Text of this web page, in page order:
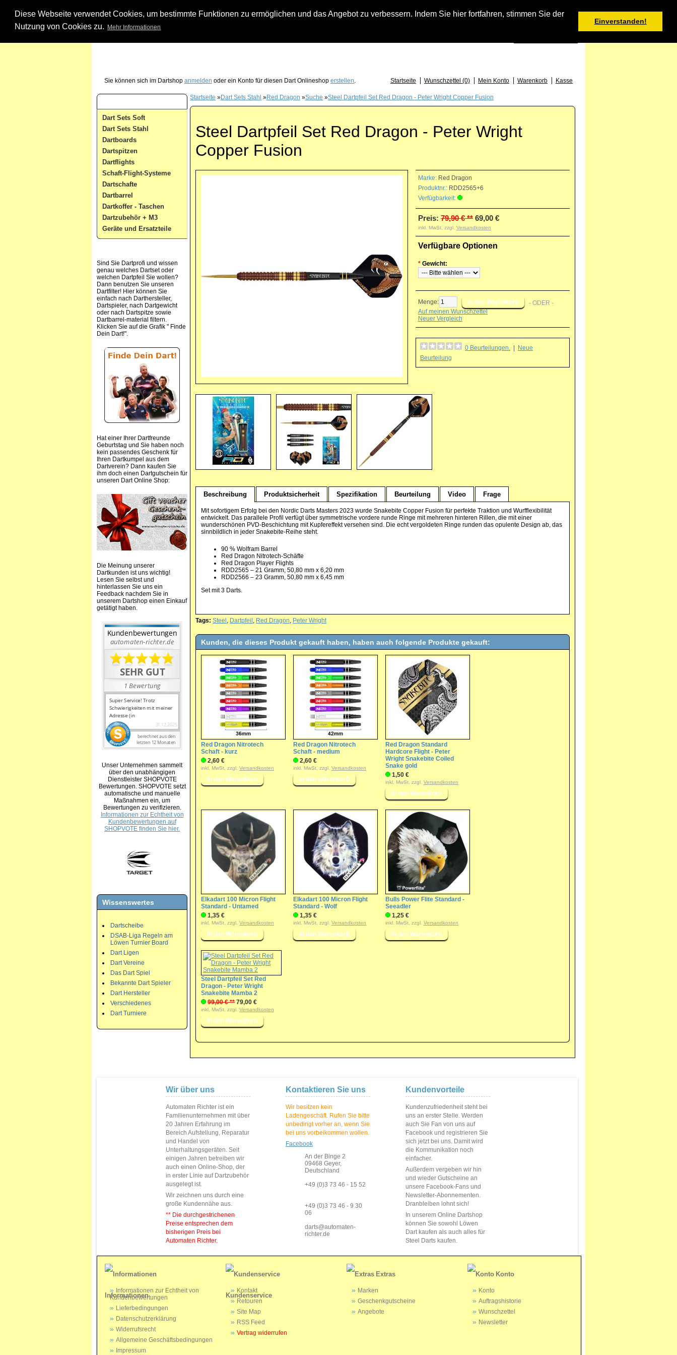
Diese Webseite verwendet Cookies, um bestimmte Funktionen zu ermöglichen und das Angebot zu verbessern. Indem Sie hier fortfahren, stimmen Sie der
Nutzung von Cookies zu.
Mehr Informationen
Einverstanden!
Warenkorb
Sie können sich im Dartshop anmelden oder ein Konto für diesen Dart Onlineshop erstellen. Startseite Wunschzettel (0) Mein Konto Warenkorb Kasse
Dart Sets Soft
Dart Sets Stahl
Dartboards
Dartspitzen
Dartflights
Schaft-Flight-Systeme
Dartschafte
Dartbarrel
Dartkoffer - Taschen
Dartzubehör + M3
Geräte und Ersatzteile
Sind Sie Dartprofi und wissen
genau welches Dartset oder
welchen Dartpfeil Sie wollen?
Dann benutzen Sie unseren
Dartfilter! Hier können Sie
einfach nach Darthersteller,
Dartspieler, nach Dartgewicht
oder nach Dartspitze sowie
Dartbarrel-material filtern.
Klicken Sie auf die Grafik " Finde
Dein Dart!".
Hat einer Ihrer Dartfreunde
Geburtstag und Sie haben noch
kein passendes Geschenk für
Ihren Dartkumpel aus dem
Dartverein? Dann kaufen Sie
ihm doch einen Dartgutschein für
unseren Dart Online Shop:
Die Meinung unserer
Dartkunden ist uns wichtig!
Lesen Sie selbst und
hinterlassen Sie uns ein
Feedback nachdem Sie in
unserem Dartshop einen Einkauf
getätigt haben.
Unser Unternehmen sammelt
über den unabhängigen
Dienstleister SHOPVOTE
Bewertungen. SHOPVOTE setzt
automatische und manuelle
Maßnahmen ein, um
Bewertungen zu verifizieren.
Informationen zur Echtheit von
Kundenbewertungen auf
SHOPVOTE finden Sie hier.
Wissenswertes
Dartscheibe
DSAB-Liga Regeln am
Löwen Turnier Board
Dart Ligen
Dart Vereine
Das Dart Spiel
Bekannte Dart Spieler
Dart Hersteller
Verschiedenes
Dart Turniere
Startseite »Dart Sets Stahl »Red Dragon »Suche »Steel Dartpfeil Set Red Dragon - Peter Wright Copper Fusion
Steel Dartpfeil Set Red Dragon - Peter Wright
Copper Fusion
Marke: Red Dragon
Produktnr.: RDD2565+6
Verfügbarkeit:
Preis: 79,90 € ** 69,00 €
inkl. MwSt, zzgl. Versandkosten
Verfügbare Optionen
* Gewicht:
Menge:
- ODER -
Auf meinen Wunschzettel
Neuer Vergleich
0 Beurteilungen.
Neue
Beurteilung
Beschreibung Produktsicherheit Spezifikation Beurteilung Video Frage
Mit sofortigem Erfolg bei den Nordic Darts Masters 2023 wurde Snakebite Copper Fusion für perfekte Traktion und Wurfflexibilität
entwickelt. Das parallele Profil verfügt über symmetrische vordere runde Ringe mit mehreren hinteren Rillen, die mit einer
wunderschönen PVD-Beschichtung mit Kupfereffekt versehen sind. Die echt vergoldeten Ringe runden das opulente Design ab, das
sinnbildlich in jeder Snakebite-Reihe steht.
90 % Wolfram Barrel
Red Dragon Nitrotech-Schäfte
Red Dragon Player Flights
RDD2565 – 21 Gramm, 50,80 mm x 6,20 mm
RDD2566 – 23 Gramm, 50,80 mm x 6,45 mm
Set mit 3 Darts.
Tags: Steel , Dartpfeil , Red Dragon, Peter Wright
Kunden, die dieses Produkt gekauft haben, haben auch folgende Produkte gekauft:
Red Dragon Nitrotech
Schaft - kurz
2,60 €
inkl. MwSt, zzgl. Versandkosten
Red Dragon Nitrotech
Schaft - medium
2,60 €
inkl. MwSt, zzgl. Versandkosten
Red Dragon Standard
Hardcore Flight - Peter
Wright Snakebite Coiled
Snake gold
1,50 €
inkl. MwSt, zzgl. Versandkosten
Elkadart 100 Micron Flight
Standard - Untamed
1,35 €
inkl. MwSt, zzgl. Versandkosten
Elkadart 100 Micron Flight
Standard - Wolf
1,35 €
inkl. MwSt, zzgl. Versandkosten
Bulls Power Flite Standard -
Seeadler
1,25 €
inkl. MwSt, zzgl. Versandkosten
Steel Dartpfeil Set Red
Dragon - Peter Wright
Snakebite Mamba 2
99,00 € ** 79,00 €
inkl. MwSt, zzgl. Versandkosten
Wir über uns
Automaten Richter ist ein
Familienunternehmen mit über
20 Jahren Erfahrung im
Bereich Aufstellung, Reparatur
und Handel von
Unterhaltungsgeräten. Seit
einigen Jahren betreiben wir
auch einen Online-Shop, der
in erster Linie auf Dartzubehör
ausgelegt ist.
Wir zeichnen uns durch eine
große Kundennähe aus.
** Die durchgestrichenen
Preise entsprechen dem
bisherigen Preis bei
Automaten Richter.
Kontaktieren Sie uns
Wir besitzen kein
Ladengeschäft. Rufen Sie bitte
unbedingt vorher an, wenn Sie
bei uns vorbeikommen wollen.
Facebook
An der Binge 2
09468 Geyer,
Deutschland
+49 (0)3 73 46 - 15 52
+49 (0)3 73 46 - 9 30
06
darts@automaten-
richter.de
Kundenvorteile
Kundenzufriedenheit steht bei
uns an erster Stelle. Werden
auch Sie Fan von uns auf
Facebook und registrieren Sie
sich jetzt bei uns. Damit wird
die Kommunikation noch
einfacher.
Außerdem vergeben wir hin
und wieder Gutscheine an
unsere Facebook-Fans und
Newsletter-Abonnementen.
Dranbleiben lohnt sich!
In unserem Online Dartshop
können Sie sowohl Löwen
Dart kaufen als auch alles für
Steel Darts kaufen.
Informationen
Informationen zur Echtheit von
Kundenbewertungen
Lieferbedingungen
Datenschutzerklärung
Widerrufsrecht
Allgemeine Geschäftsbedingungen
Impressum
Kundenservice
Kontakt
Retouren
Site Map
RSS Feed
Vertrag widerrufen
Extras
Marken
Geschenkgutscheine
Angebote
Konto
Konto
Auftragshistorie
Wunschzettel
Newsletter